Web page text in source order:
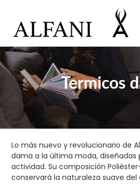
contenido
C
o
l
e
c
c
Termicos
Lo más nuevo y revolucionario de
dama a la última moda, diseñadas
actividad. Su composición
conservará la naturaleza suave del